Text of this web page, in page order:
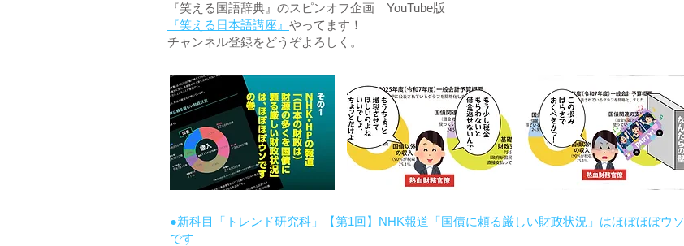
『笑える国語辞典』のスピンオフ企画 YouTube版
『笑える日本語講座』 やってます！
チャンネル登録をどうぞよろしく。
●新科目「トレンド研究科」【第1回】NHK報道「国債に頼る厳しい財政状況」はほぼほぼウソ
です